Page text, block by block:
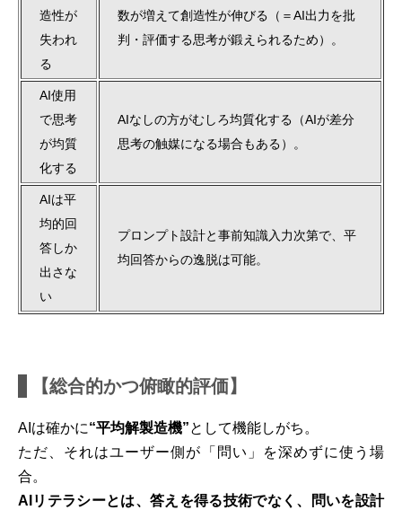
造性が
失われ
る
数が増えて創造性が伸びる（＝AI出力を批
判・評価する思考が鍛えられるため）。
AI使用
で思考
が均質
化する
AIなしの方がむしろ均質化する（AIが差分
思考の触媒になる場合もある）。
AIは平
均的回
答しか
出さな
い
プロンプト設計と事前知識入力次第で、平
均回答からの逸脱は可能。
【総合的かつ俯瞰的評価】
AIは確かに“平均解製造機”として機能しがち。
ただ、それはユーザー側が「問い」を深めずに使う場
合。
AIリテラシーとは、答えを得る技術でなく、問いを設計